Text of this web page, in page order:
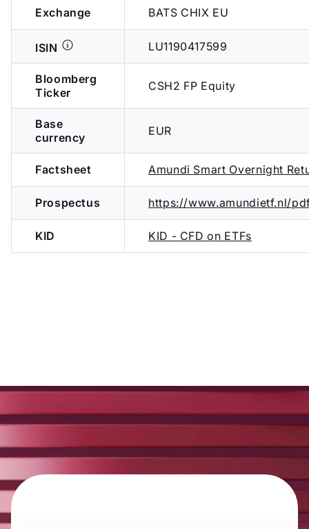
Exchange BATS CHIX EU
ISIN LU1190417599
Bloomberg
Ticker
CSH2 FP Equity
Base
currency
EUR
Factsheet Amundi Smart Overnight
Prospectus https://www.amundietf.nl/
KID KID - CFD on ETFs